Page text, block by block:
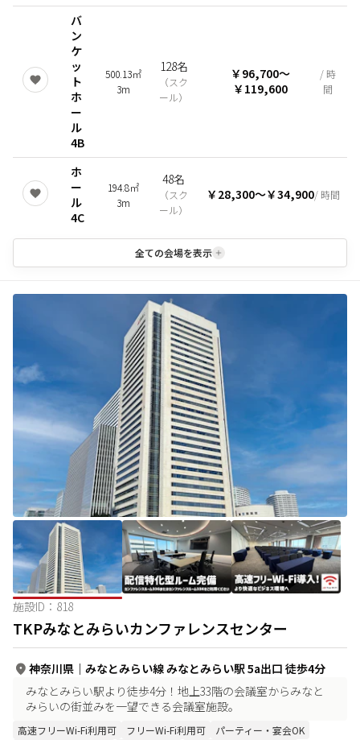
バ
ン
ケ
ッ
ト
ホ
ー
ル
4B
500.13㎡
3m
128名
（スク
ール）
￥96,700〜
￥119,600
/ 時
間
ホ
ー
ル
4C
194.8㎡
3m
48名
（スク
ール）
￥28,300〜￥34,900/ 時間
全ての会場を表示
施設ID： 818
TKPみなとみらいカンファレンスセンター
神奈川県 ｜ みなとみらい線 みなとみらい駅 5a出口 徒歩4分
みなとみらい駅より徒歩4分！地上33階の会議室からみなと
みらいの街並みを一望できる会議室施設。
高速フリーWi-Fi利用可 フリーWi-Fi利用可
パーティー・宴会OK